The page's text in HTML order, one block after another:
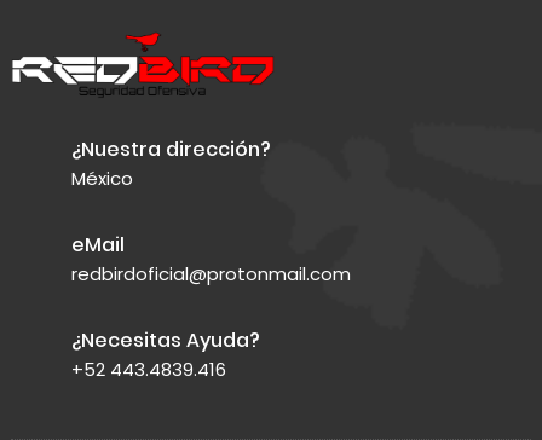
¿Nuestra dirección?
México
eMail
redbirdoficial@protonmail.com
¿Necesitas Ayuda?
+52 443.4839.416